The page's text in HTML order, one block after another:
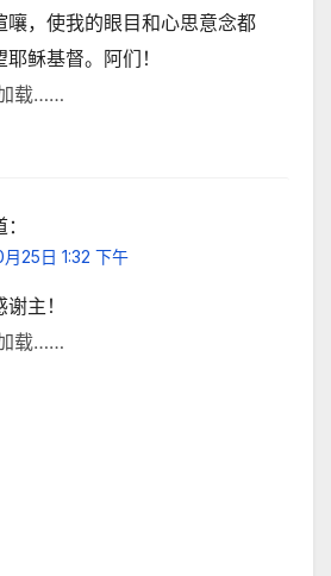
嚷，使我的眼目和心思意念都
稣基督。阿们！
载……
25日 1:32 下午
主！
载……